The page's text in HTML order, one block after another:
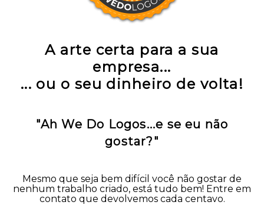
A arte certa para a sua
empresa...
... ou o seu dinheiro de volta!
"Ah We Do Logos...e se eu não
gostar?"
Mesmo que seja bem difícil você não gostar de
nenhum trabalho criado, está tudo bem! Entre em
contato que devolvemos cada centavo.